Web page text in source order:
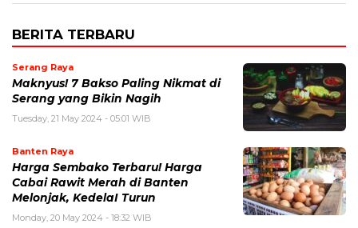
BERITA TERBARU
Serang Raya
Maknyus! 7 Bakso Paling Nikmat di
Serang yang Bikin Nagih
Tuesday, 21 May 2024 - 05:01 WIB
Banten Raya
Harga Sembako Terbaru! Harga
Cabai Rawit Merah di Banten
Melonjak, KedelaI Turun
Monday, 20 May 2024 - 18:32 WIB